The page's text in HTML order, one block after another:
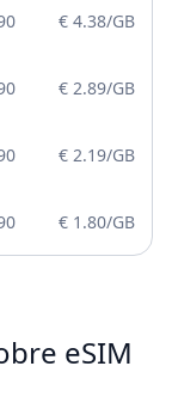
€ 4.38/GB
€ 2.89/GB
€ 2.19/GB
€ 1.80/GB
eSIM